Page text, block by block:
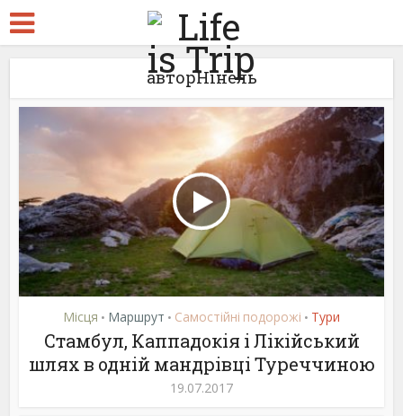
авторНінель
Місця • Маршрут • Самостійні подорожі • Тури
Стамбул, Каппадокія і Лікійський
шлях в одній мандрівці Туреччиною
19.07.2017